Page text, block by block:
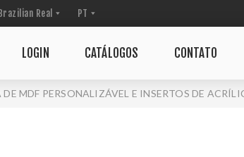
LOGIN CATÁLOGOS CONTATO
MDF PERSONALIZÁVEL E INSERTOS DE